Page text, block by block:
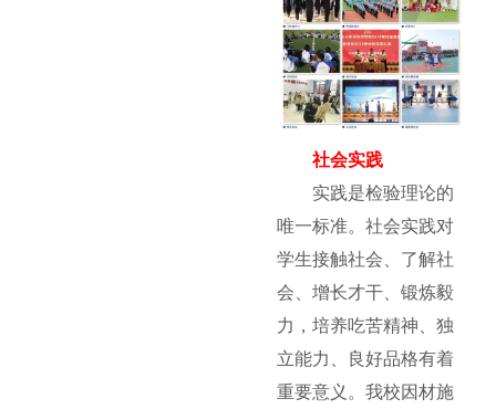
社会实践
实践是检验理论的
唯一标准。社会实践对
学生接触社会、了解社
会、增长才干、锻炼毅
力，培养吃苦精神、独
立能力、良好品格有着
重要意义。我校因材施